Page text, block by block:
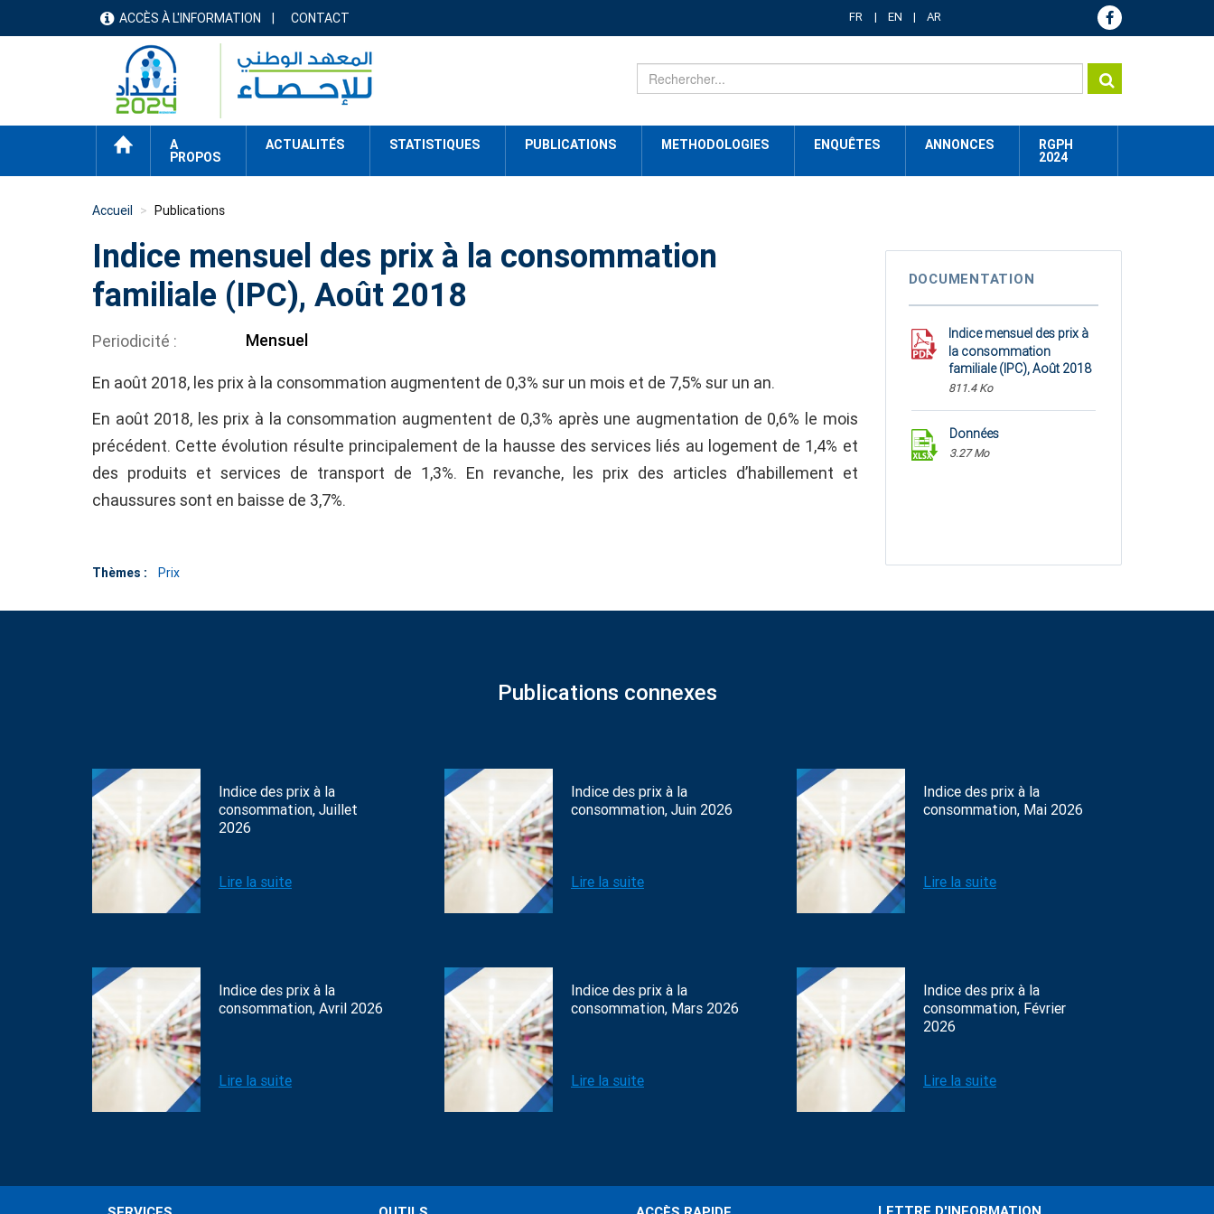
menu
header
ACCÈS À L'INFORMATION CONTACT FR EN AR
ACCUEIL
A
PROPOS
ACTUALITÉS STATISTIQUES PUBLICATIONS METHODOLOGIES ENQUÊTES ANNONCES
RGPH
2024
Accueil Publications
Indice mensuel des prix à la consommation
familiale (IPC), Août 2018
Periodicité Mensuel
En août 2018, les prix à la consommation augmentent de 0,3% sur un mois et de 7,5% sur un an.
En août 2018, les prix à la consommation augmentent de 0,3% après une augmentation de 0,6% le mois
précédent. Cette évolution résulte principalement de la hausse des services liés au logement de 1,4% et
des produits et services de transport de 1,3%. En revanche, les prix des articles d’habillement et
chaussures sont en baisse de 3,7%.
Thèmes : Prix
DOCUMENTATION
Indice mensuel des prix à
la consommation
familiale (IPC), Août 2018
811.4 Ko
Données
3.27 Mo
Publications connexes
Indice des prix à la
consommation, Juillet
2026
Lire la suite
Indice des prix à la
consommation, Juin 2026
Lire la suite
Indice des prix à la
consommation, Mai 2026
Lire la suite
Indice des prix à la
consommation, Avril 2026
Lire la suite
Indice des prix à la
consommation, Mars 2026
Lire la suite
Indice des prix à la
consommation, Février
2026
Lire la suite